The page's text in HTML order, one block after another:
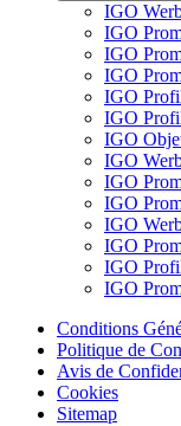
IGO
IGO
IGO
IGO
IGO
IGO
IGO
IGO
IGO
IGO
IGO
IGO
IGO
IGO
Conditions
Politique de
Avis de
Cookies
Sitemap